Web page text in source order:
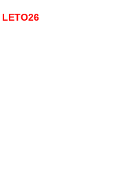
LETO26